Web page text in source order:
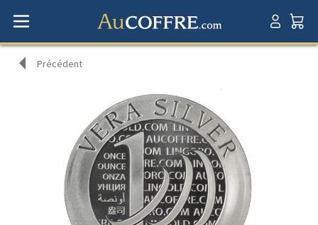
Précédent